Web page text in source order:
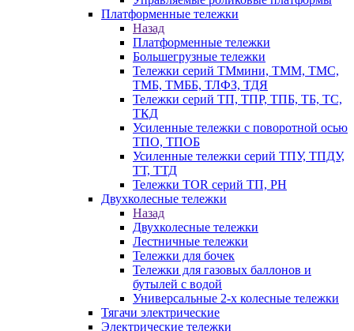
Платформенные тележки
Назад
Платформенные тележки
Большегрузные тележки
Тележки серий ТМмини, ТММ, ТМС,
ТМБ, ТМББ, ТЛФЗ, ТДЯ
Тележки серий ТП, ТПР, ТПБ, ТБ, ТС,
ТКД
Усиленные тележки с поворотной осью
ТПО, ТПОБ
Усиленные тележки серий ТПУ, ТПДУ,
ТТ, ТТД
Тележки TOR серий ТП, PH
Двухколесные тележки
Назад
Двухколесные тележки
Лестничные тележки
Тележки для бочек
Тележки для газовых баллонов и
бутылей с водой
Универсальные 2-х колесные тележки
Тягачи электрические
Электрические тележки